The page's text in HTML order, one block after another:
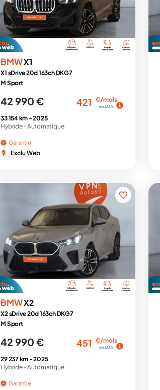
BMWX1
X1 sDrive 20d 163ch DKG7
M Sport
42 990 € 421 €/mois
en LOA
33 154 km -2025
Hybride - Automatique
Garantie
Exclu Web
BMWX2
X2 sDrive 20d 163ch DKG7
M Sport
42 990 € 451 €/mois
en LOA
29 237 km -2025
Hybride - Automatique
Garantie